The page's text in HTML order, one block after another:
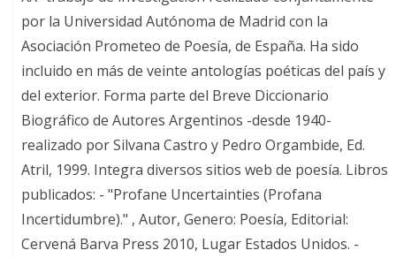
por la Universidad Autónoma de Madrid con la
Asociación Prometeo de Poesía, de España. Ha sido
incluido en más de veinte antologías poéticas del país y
del exterior. Forma parte del Breve Diccionario
Biográfico de Autores Argentinos -desde 1940-
realizado por Silvana Castro y Pedro Orgambide, Ed.
Atril, 1999. Integra diversos sitios web de poesía. Libros
publicados: - "Profane Uncertainties (Profana
Incertidumbre)." , Autor, Genero: Poesía, Editorial:
Cervená Barva Press 2010, Lugar Estados Unidos. -